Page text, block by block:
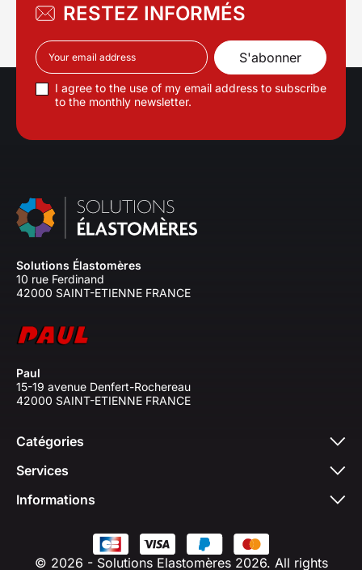
RESTEZ INFORMÉS
I agree to the use of my email address to subscribe
to the monthly newsletter.
Solutions Élastomères
10 rue Ferdinand
42000 SAINT-ETIENNE FRANCE
Paul
15-19 avenue Denfert-Rochereau
42000 SAINT-ETIENNE FRANCE
Catégories
Services
Informations
© 2026 - Solutions Elastomères 2026. All rights